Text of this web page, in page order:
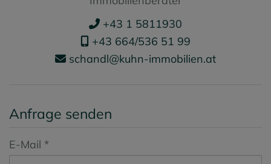
+43 1 5811930
+43 664/536 51 99
schandl@kuhn-immobilien.at
Anfrage senden
E-Mail